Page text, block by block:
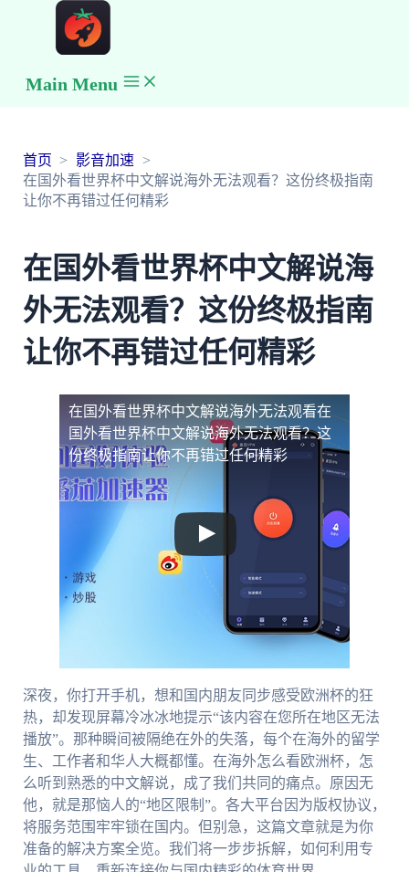
Main Menu
首页
影音加速
在国外看世界杯中文解说海外无法观看？这份终极指南
让你不再错过任何精彩
在国外看世界杯中文解说海
外无法观看？这份终极指南
让你不再错过任何精彩
在国外看世界杯中文解说海外无法观看在
国外看世界杯中文解说海外无法观看？这
份终极指南让你不再错过任何精彩
深夜，你打开手机，想和国内朋友同步感受欧洲杯的狂
热，却发现屏幕冷冰冰地提示“该内容在您所在地区无法
播放”。那种瞬间被隔绝在外的失落，每个在海外的留学
生、工作者和华人大概都懂。在海外怎么看欧洲杯，怎
么听到熟悉的中文解说，成了我们共同的痛点。原因无
他，就是那恼人的“地区限制”。各大平台因为版权协议，
将服务范围牢牢锁在国内。但别急，这篇文章就是为你
准备的解决方案全览。我们将一步步拆解，如何利用专